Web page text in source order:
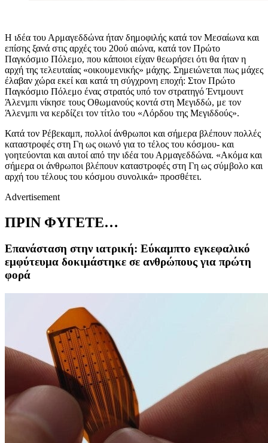
Η ιδέα του Αρμαγεδδώνα ήταν δημοφιλής κατά τον Μεσαίωνα και
επίσης ξανά στις αρχές του 20ού αιώνα, κατά τον Πρώτο
Παγκόσμιο Πόλεμο, που κάποιοι είχαν θεωρήσει ότι θα ήταν η
αρχή της τελευταίας «οικουμενικής» μάχης. Σημειώνεται πως μάχες
έλαβαν χώρα εκεί και κατά τη σύγχρονη εποχή: Στον Πρώτο
Παγκόσμιο Πόλεμο ένας στρατός υπό τον στρατηγό Έντμουντ
Άλενμπι νίκησε τους Οθωμανούς κοντά στη Μεγιδδώ, με τον
Άλενμπι να κερδίζει τον τίτλο του «Λόρδου της Μεγιδδούς».
Κατά τον Ρέβεκαμπ, πολλοί άνθρωποι και σήμερα βλέπουν πολλές
καταστροφές στη Γη ως οιωνό για το τέλος του κόσμου- και
γοητεύονται και αυτοί από την ιδέα του Αρμαγεδδώνα. «Ακόμα και
σήμερα οι άνθρωποι βλέπουν καταστροφές στη Γη ως σύμβολο και
αρχή του τέλους του κόσμου συνολικά» προσθέτει.
Advertisement
ΠΡΙΝ ΦΥΓΕΤΕ…
Επανάσταση στην ιατρική: Εύκαμπτο εγκεφαλικό
εμφύτευμα δοκιμάστηκε σε ανθρώπους για πρώτη
φορά